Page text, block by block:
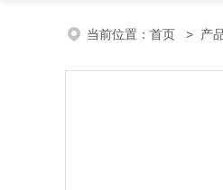
当前位置： 首页 > 产